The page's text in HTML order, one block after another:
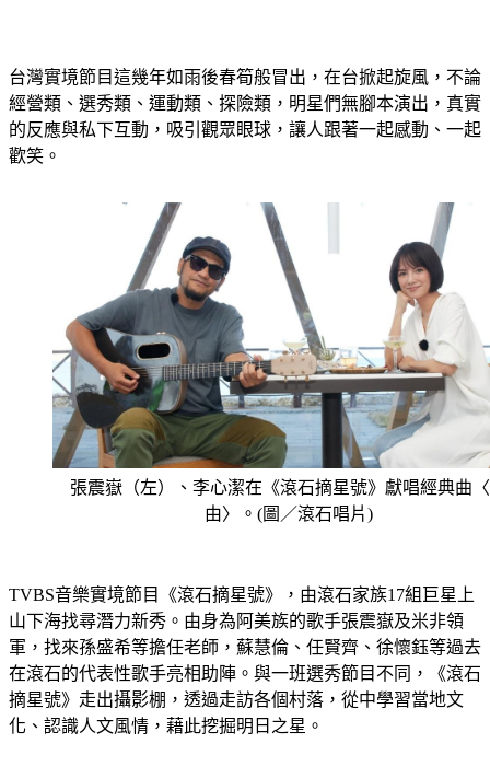
台灣實境節目這幾年如雨後春筍般冒出，在台掀起旋風，不論
經營類、選秀類、運動類、探險類，明星們無腳本演出，真實
的反應與私下互動，吸引觀眾眼球，讓人跟著一起感動、一起
歡笑。
張震嶽（左）、李心潔在《滾石摘星號》獻唱經典曲
由〉。(圖／滾石唱片)
TVBS音樂實境節目《滾石摘星號》，由滾石家族17組巨星上
山下海找尋潛力新秀。由身為阿美族的歌手張震嶽及米非領
軍，找來孫盛希等擔任老師，蘇慧倫、任賢齊、徐懷鈺等過去
在滾石的代表性歌手亮相助陣。與一班選秀節目不同，《滾石
摘星號》走出攝影棚，透過走訪各個村落，從中學習當地文
化、認識人文風情，藉此挖掘明日之星。